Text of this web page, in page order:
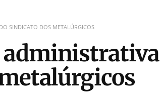
SINDICATO DOS METALÚRGICOS
administrativa